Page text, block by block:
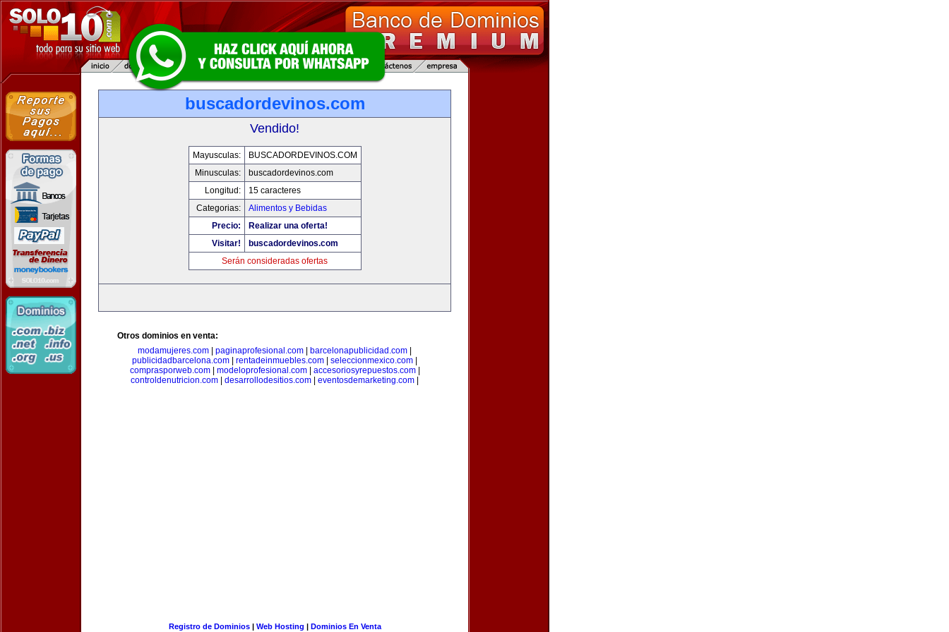
buscadordevinos.com
Vendido!
Mayusculas:
BUSCADORDEVINOS.COM
Minusculas:
buscadordevinos.com
Longitud:
15 caracteres
Categorias:
Alimentos y Bebidas
Precio:
Realizar una oferta!
Visitar!
buscadordevinos.com
Serán consideradas ofertas
Otros dominios en venta:
modamujeres.com
paginaprofesional.com barcelonapublicidad.com
publicidadbarcelona.com
rentadeinmuebles.com seleccionmexico.com
comprasporweb.com| modeloprofesional.com| accesoriosyrepuestos.com|
controldenutricion.com
desarrollodesitios.com eventosdemarketing.com
Registro de Dominios| Web Hosting | Dominios En Venta